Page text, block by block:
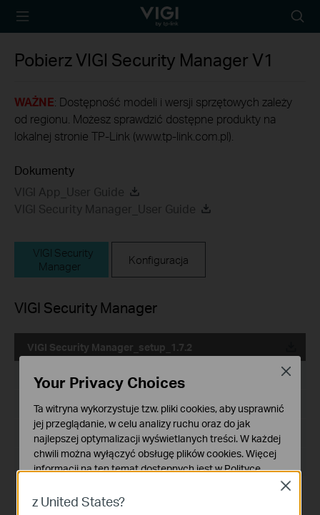
TP-Link, Reliably
PobierzVIGI Security Manager V1
WAŻNE: Dostępność modeli i wersji sprzętowych zależy
od regionu. Możesz sprawdzić dostępne produkty na
lokalnej stronie TP-Link (www.tp-link.com.pl).
Dokumenty
VIGI App_User Guide
VIGI Security Manager_User Guide
VIGI Security
Manager
Konfiguracja
VIGI Security Manager
VIGI Security Manager_setup_1.7.2
Data publikacji: 2024-11-28
Język:Wielojęzyczne
Rozmiar pliku: 92.46 MB
System operacyjny: Windows
Optimized the video playing experience on VIGI fisheye
camera.
z United States?
Close
Your Privacy Choices
Ta witryna wykorzystuje tzw. pliki cookies, aby usprawnić
jej przeglądanie, w celu analizy ruchu oraz do jak
najlepszej optymalizacji wyświetlanych treści. W każdej
chwili można wyłączyć obsługę plików cookies. Więcej
informacji na ten temat dostępnych jest wPolityce
Podstawowe Cookies
Close